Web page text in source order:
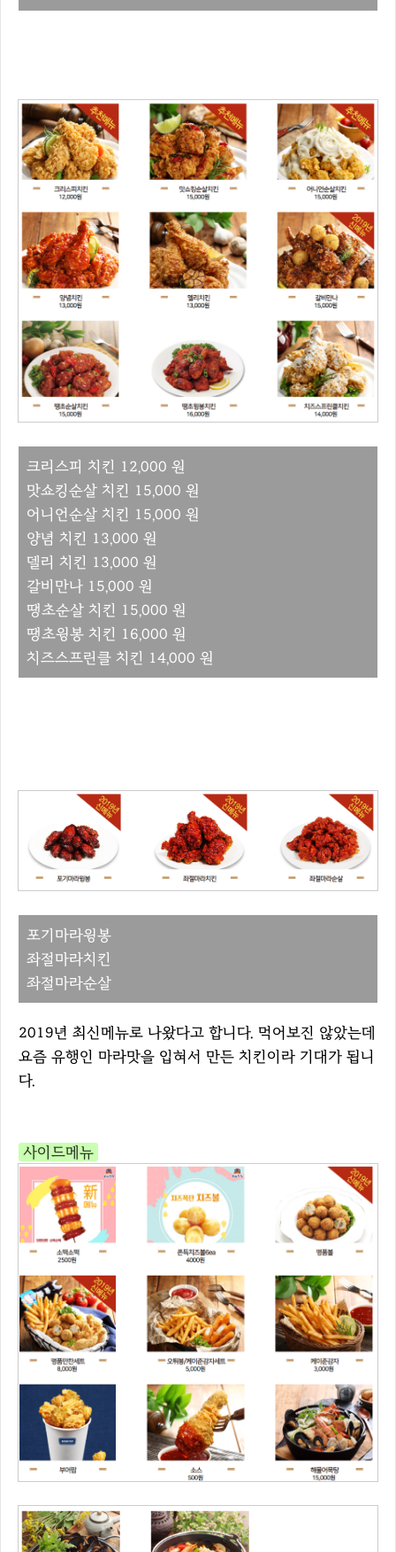
크리스피 치킨 12,000 원
맛쇼킹순살 치킨 15,000 원
어니언순살 치킨 15,000 원
양념 치킨 13,000 원
델리 치킨 13,000 원
갈비만나 15,000 원
땡초순살 치킨 15,000 원
땡초윙봉 치킨 16,000 원
치즈스프린클 치킨 14,000 원
포기마라윙봉
좌절마라치킨
좌절마라순살
2019년 최신메뉴로 나왔다고 합니다. 먹어보진 않았는데
요즘 유행인 마라맛을 입혀서 만든 치킨이라 기대가 됩니
다.
사이드메뉴